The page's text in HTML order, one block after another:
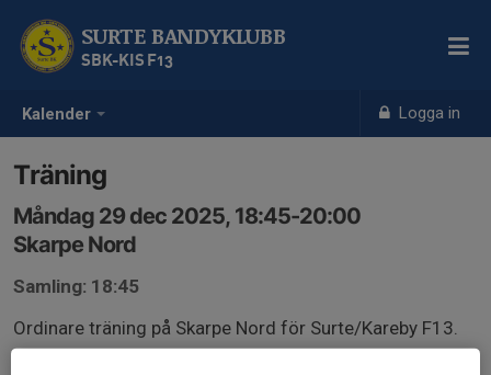
Kalender Logga in
SURTE BANDYKLUBB
SBK-KIS F13
Träning
Måndag 29 dec 2025, 18:45-20:00
Skarpe Nord
Samling: 18:45
Ordinare träning på Skarpe Nord för Surte/Kareby F13.